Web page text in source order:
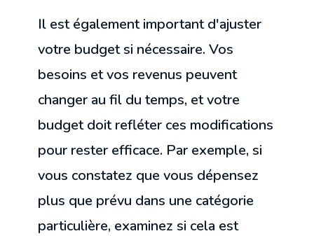
Il est également important d'ajuster
votre budget si nécessaire. Vos
besoins et vos revenus peuvent
changer au fil du temps, et votre
budget doit refléter ces modifications
pour rester efficace. Par exemple, si
vous constatez que vous dépensez
plus que prévu dans une catégorie
particulière, examinez si cela est